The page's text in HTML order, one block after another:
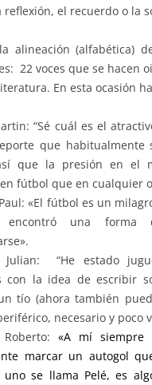
reflexión, el recuerdo o la
alineación (alfabética)
22 voces que se hacen
En esta ocasión
“Sé cuál es el
que habitualmente
que la presión en el
fútbol que en cualquier
«El fútbol es un
encontró una forma
Julian: “He estado
con la idea de escribir
tío (ahora también
necesario y poco
«A mí siempre
marcar un autogol
uno se llama Pelé, es